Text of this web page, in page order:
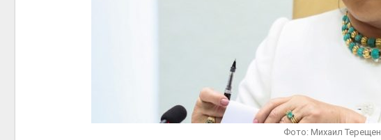
Фото: Михаил
тыс.
МЕГА
Авг 6, 2026